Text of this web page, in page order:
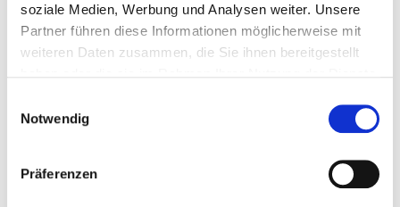
soziale Medien, Werbung und Analysen weiter. Unsere
Partner führen diese Informationen möglicherweise mit
weiteren Daten zusammen, die Sie ihnen bereitgestellt
Notwendig
Präferenzen
Saftig & knusprig zugleich? Aufgrund der doppelten
Panade sind die mild gewürzten Crispy Strips das
knusprigste und zugleich saftigste Chicken in unserem